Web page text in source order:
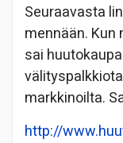
Seuraavasta
mennään.
sai
markkinoilta.
http://